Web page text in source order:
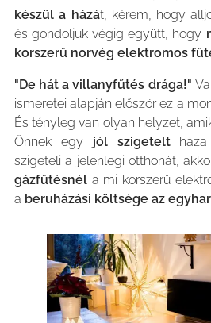
készül a házát, kérem, hogy
és gondoljuk végig együtt, hogy
korszerű norvég elektromos
"De hát a villanyfűtés drága!"
ismeretei alapján először ez a
És tényleg van olyan helyzet,
Önnek egy jól szigeteltháza
szigeteli a jelenlegi otthonát,
gázfűtésnél a mi korszerű
a beruházási költsége az